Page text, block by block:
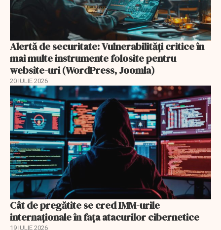
Alertă de securitate: Vulnerabilități critice în
mai multe instrumente folosite pentru
website-uri (WordPress, Joomla)
20 IULIE 2026
Cât de pregătite se cred IMM-urile
internaționale în fața atacurilor cibernetice
19 IULIE 2026